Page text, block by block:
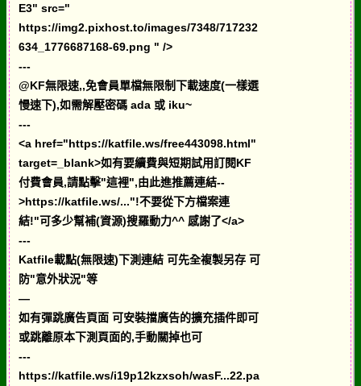
E3" src="
https://img2.pixhost.to/images/7348/717232
634_1776687168-69.png " />
---
@KF無限速,,免會員單檔無限制下載速度(一樣選
慢速下),如需解壓密碼 ada 或 iku~
---
<a href="https://katfile.ws/free443098.html"
target=_blank>如有要續費與短期試用訂閱KF
付費會員,請點擊"這裡",由此進推薦連結--
>https://katfile.ws/..."!不要從下方檔案連
結!"可多少幫補(資源)搜羅動力^^ 感謝了</a>
---
Katfile載點(無限速)下測連結 可先全複製另存 可
防"意外狀況"等
—
如有彈跳廣告頁面 可安裝擋廣告的擴充插件即可
或跳離原本下測頁面的,手動關掉也可
---
https://katfile.ws/i19p12kzxsoh/wasF...22.pa